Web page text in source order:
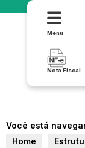
Menu
Nota Fiscal
Você está
Home